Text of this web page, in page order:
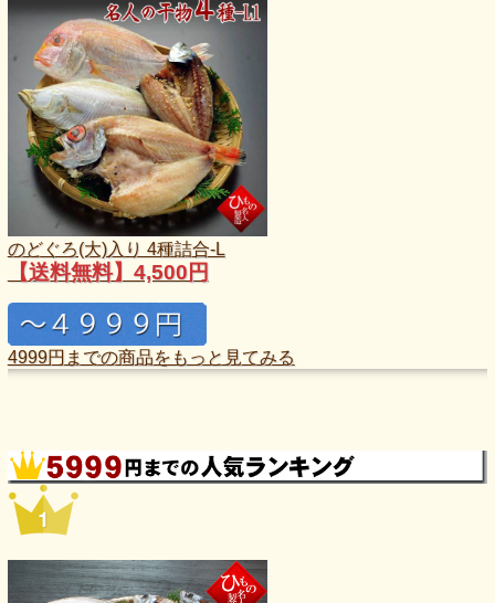
のどぐろ(大)入り 4種詰合-L
【送料無料】4,500円
4999円までの商品をもっと見てみる